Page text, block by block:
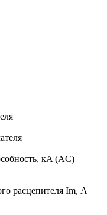
кA (AC)
расцепителя Im, А